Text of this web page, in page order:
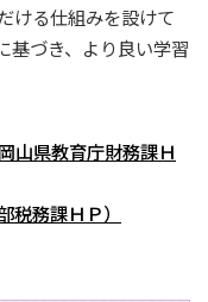
ける仕組みを設けて
基づき、より良い学習
山県教育庁財務課Ｈ
務課ＨＰ）